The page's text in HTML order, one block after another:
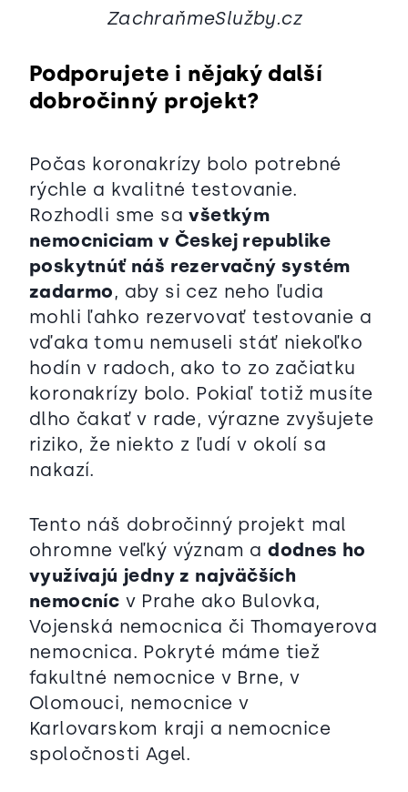
ZachraňmeSlužby.cz
Podporujete i nějaký další
dobročinný projekt?
Počas koronakrízy bolo potrebné
rýchle a kvalitné testovanie.
Rozhodli sme savšetkým
nemocniciam v Českej republike
poskytnúť náš rezervačný systém
zadarmo, aby si cez neho ľudia
mohli ľahko rezervovať testovanie a
vďaka tomu nemuseli stáť niekoľko
hodín v radoch, ako to zo začiatku
koronakrízy bolo. Pokiaľ totiž musíte
dlho čakať v rade, výrazne zvyšujete
riziko, že niekto z ľudí v okolí sa
nakazí.
Tento náš dobročinný projekt mal
ohromne veľký význam adodnes ho
využívajú jedny z najväčších
nemocníc v Prahe ako Bulovka,
Vojenská nemocnica či Thomayerova
nemocnica. Pokryté máme tiež
fakultné nemocnice v Brne, v
Olomouci, nemocnice v
Karlovarskom kraji a nemocnice
spoločnosti Agel.